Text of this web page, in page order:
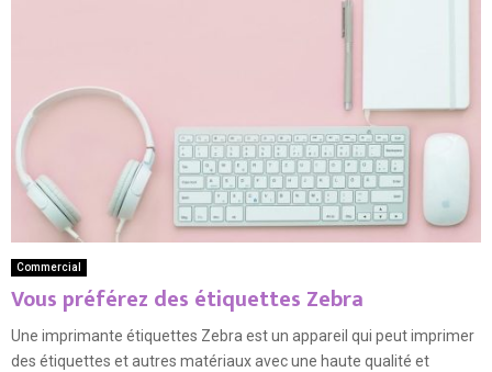
Commercial
Vous préférez des étiquettes Zebra
Une imprimante étiquettes Zebra est un appareil qui peut imprimer
des étiquettes et autres matériaux avec une haute qualité et